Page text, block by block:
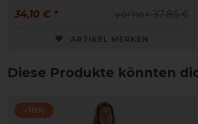
vorher 37,85 €
34,10 € *
ARTIKEL MERKEN
Diese Produkte könnten
-10%